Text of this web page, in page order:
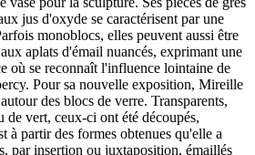
jus d'oxyde se caractérisent par une
monoblocs, elles peuvent aussi être
aplats d'émail nuancés, exprimant une
où se reconnaît l'influence lointaine de
Pour sa nouvelle exposition, Mireille
des blocs de verre. Transparents,
de vert, ceux-ci ont été découpés,
à partir des formes obtenues qu'elle a
par insertion ou juxtaposition, émaillés